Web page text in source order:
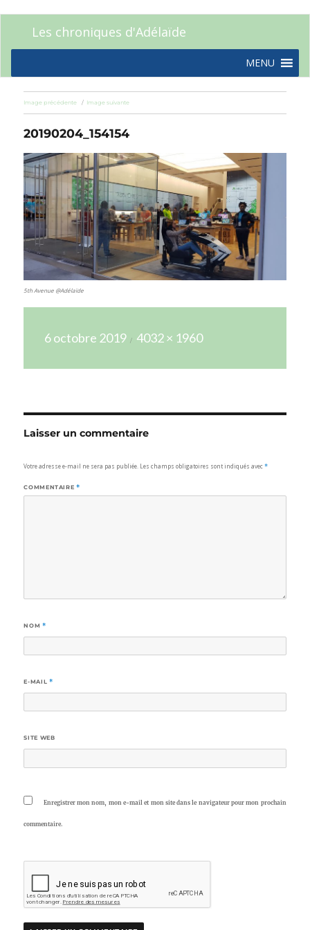
Les chroniques d'Adélaïde
MENU
Image précédente Image suivante
20190204_154154
5th Avenue @Adélaïde
le
6 octobre 2019
réelle
4032 × 1960
Laisser un commentaire
Votre adresse e-mail ne sera pas publiée. Les champs obligatoires sont indiqués avec*
COMMENTAIRE *
NOM *
E-MAIL *
SITE WEB
Enregistrer mon nom, mon e-mail et mon site dans le navigateur pour mon prochain
commentaire.